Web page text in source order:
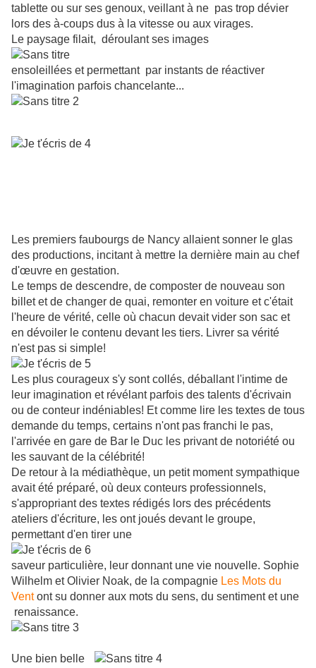
tablette ou sur ses genoux, veillant à ne pas trop dévier
lors des à-coups dus à la vitesse ou aux virages.
Le paysage filait, déroulant ses images
ensoleillées et permettant par instants de réactiver
l'imagination parfois chancelante...
Les premiers faubourgs de Nancy allaient sonner le glas
des productions, incitant à mettre la dernière main au chef
d'œuvre en gestation.
Le temps de descendre, de composter de nouveau son
billet et de changer de quai, remonter en voiture et c'était
l'heure de vérité, celle où chacun devait vider son sac et
en dévoiler le contenu devant les tiers. Livrer sa vérité
n'est pas si simple!
Les plus courageux s'y sont collés, déballant l'intime de
leur imagination et révélant parfois des talents d'écrivain
ou de conteur indéniables! Et comme lire les textes de tous
demande du temps, certains n'ont pas franchi le pas,
l'arrivée en gare de Bar le Duc les privant de notoriété ou
les sauvant de la célébrité!
De retour à la médiathèque, un petit moment sympathique
avait été préparé, où deux conteurs professionnels,
s'appropriant des textes rédigés lors des précédents
ateliers d'écriture, les ont joués devant le groupe,
permettant d'en tirer une
saveur particulière, leur donnant une vie nouvelle. Sophie
Wilhelm et Olivier Noak, de la compagnie Les Mots du
Ventont su donner aux mots du sens, du sentiment et une
renaissance.
Une bien belle